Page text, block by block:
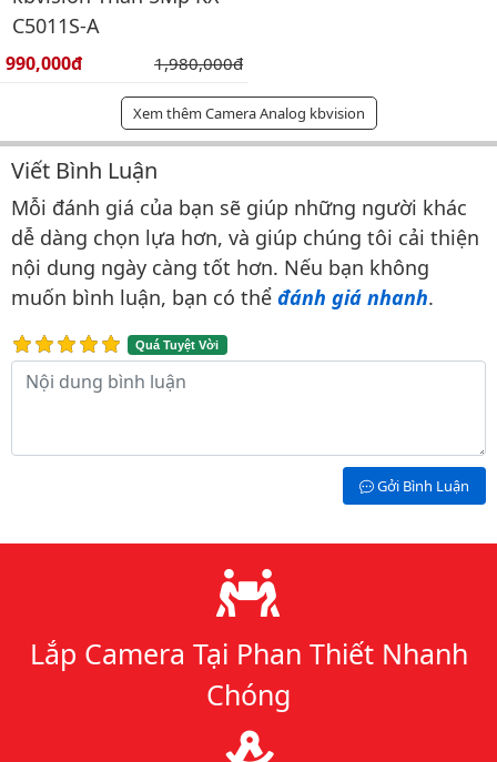
C5011S-A
Giá bán:
990,000đ Giá gốc:
1,980,000đ
Xem thêm Camera Analog kbvision
Bình luận & Đánh giá
Viết Bình Luận
Mỗi đánh giá của bạn sẽ giúp những người khác
dễ dàng chọn lựa hơn, và giúp chúng tôi cải thiện
nội dung ngày càng tốt hơn. Nếu bạn không
muốn bình luận, bạn có thể đánh giá nhanh.
Quá Tuyệt Vời
Nội dung bình luận
Gởi Bình Luận
Lý do chọn chúng tôi
Lắp Camera Tại Phan Thiết Nhanh
Chóng